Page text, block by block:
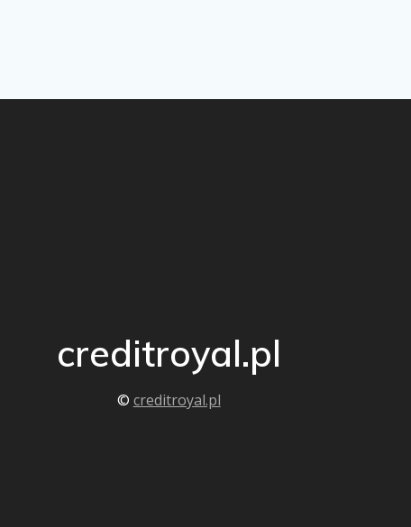
creditroyal.pl
© creditroyal.pl